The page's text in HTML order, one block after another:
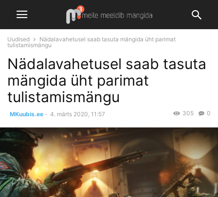
Uudised
Nädalavahetusel saab tasuta mängida üht parimat
tulistamismängu
Nädalavahetusel saab tasuta
mängida üht parimat
tulistamismängu
MKuubis.ee - 4. märts 2020, 11:57 0
305